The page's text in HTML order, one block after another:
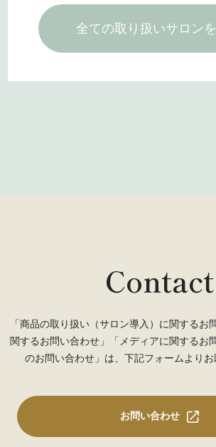
全ての取り扱いサロン
Contact
「商品の取り扱い（サロン導入）に関するお
関するお問い合わせ」「メディアに関するお
のお問い合わせ」は、下記フォームよりお
お問い合わせ